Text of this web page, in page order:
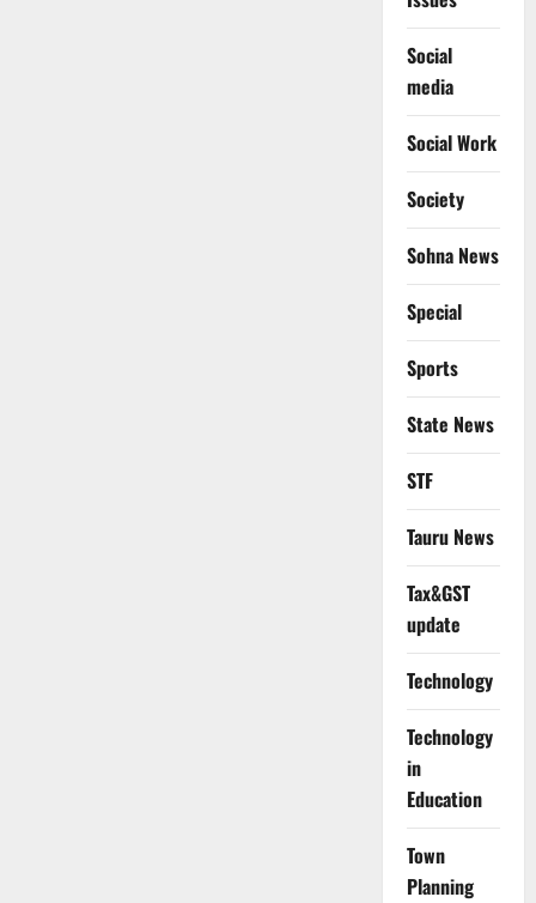
Social
media
Social Work
Society
Sohna News
Special
Sports
State News
STF
Tauru News
Tax&GST
update
Technology
Technology
in
Education
Town
Planning